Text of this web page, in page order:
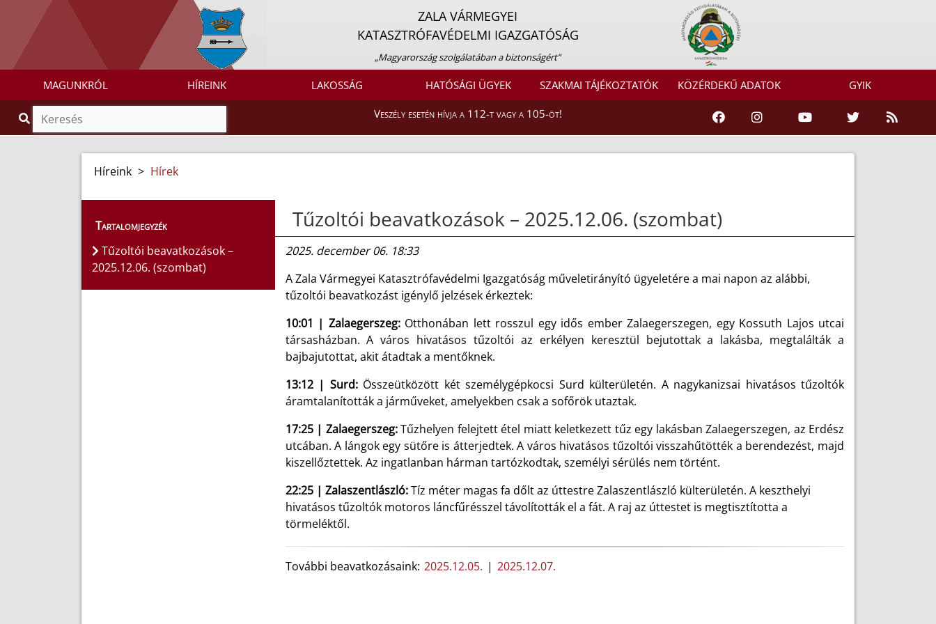
ZALA VÁRMEGYEI
KATASZTRÓFAVÉDELMI IGAZGATÓSÁG
„Magyarország szolgálatában a biztonságért”
MAGUNKRÓL HÍREINK LAKOSSÁG HATÓSÁGI ÜGYEK SZAKMAI TÁJÉKOZTATÓK KÖZÉRDEKŰ ADATOK GYIK
Veszély esetén hívja a 112-t vagy a 105-öt!
Híreink > Hírek
Tartalomjegyzék
Tűzoltói beavatkozások –
2025.12.06. (szombat)
Tűzoltói beavatkozások – 2025.12.06. (szombat)
2025. december 06. 18:33
A Zala Vármegyei Katasztrófavédelmi Igazgatóság műveletirányító ügyeletére a mai napon az alábbi,
tűzoltói beavatkozást igénylő jelzések érkeztek:
10:01 | Zalaegerszeg:Otthonában lett rosszul egy idős ember Zalaegerszegen, egy Kossuth Lajos utcai
társasházban. A város hivatásos tűzoltói az erkélyen keresztül bejutottak a lakásba, megtalálták a
bajbajutottat, akit átadtak a mentőknek.
13:12 | Surd:Összeütközött két személygépkocsi Surd külterületén. A nagykanizsai hivatásos tűzoltók
áramtalanították a járműveket, amelyekben csak a sofőrök utaztak.
17:25 | Zalaegerszeg:Tűzhelyen felejtett étel miatt keletkezett tűz egy lakásban Zalaegerszegen, az Erdész
utcában. A lángok egy sütőre is átterjedtek. A város hivatásos tűzoltói visszahűtötték a berendezést, majd
kiszellőztettek. Az ingatlanban hárman tartózkodtak, személyi sérülés nem történt.
22:25 | Zalaszentlászló:Tíz méter magas fa dőlt az úttestre Zalaszentlászló külterületén. A keszthelyi
hivatásos tűzoltók motoros láncfűrésszel távolították el a fát. A raj az úttestet is megtisztította a
törmeléktől.
További beavatkozásaink: 2025.12.05. | 2025.12.07.